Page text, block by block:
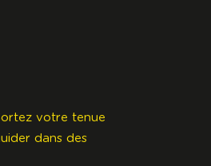
votre tenue
dans des